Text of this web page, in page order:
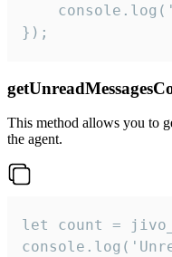
});
This method allows you to
the agent.
let count =